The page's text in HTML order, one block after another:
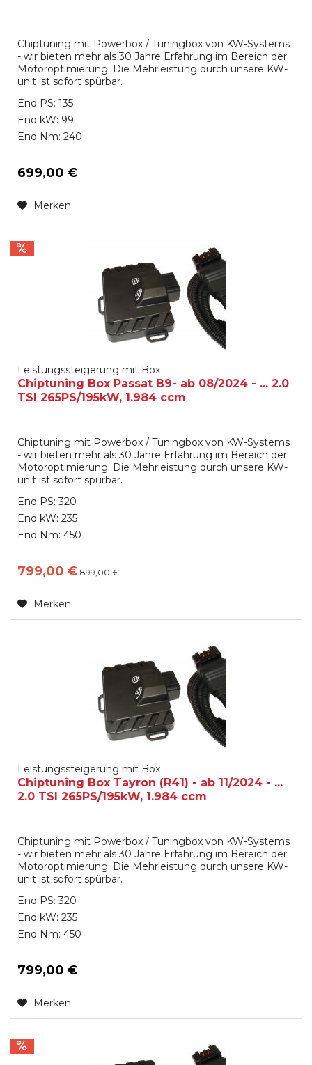
Chiptuning mit Powerbox / Tuningbox von KW-Systems
- wir bieten mehr als 30 Jahre Erfahrung im Bereich der
Motoroptimierung. Die Mehrleistung durch unsere KW-
unit ist sofort spürbar.
End PS: 135
End kW: 99
End Nm: 240
699,00 €
Merken
Leistungssteigerung mit Box
Chiptuning Box Passat B9- ab 08/2024 - ... 2.0
TSI 265PS/195kW, 1.984 ccm
Chiptuning mit Powerbox / Tuningbox von KW-Systems
- wir bieten mehr als 30 Jahre Erfahrung im Bereich der
Motoroptimierung. Die Mehrleistung durch unsere KW-
unit ist sofort spürbar.
End PS: 320
End kW: 235
End Nm: 450
799,00 € 899,00 €
Merken
Leistungssteigerung mit Box
Chiptuning Box Tayron (R41) - ab 11/2024 - ...
2.0 TSI 265PS/195kW, 1.984 ccm
Chiptuning mit Powerbox / Tuningbox von KW-Systems
- wir bieten mehr als 30 Jahre Erfahrung im Bereich der
Motoroptimierung. Die Mehrleistung durch unsere KW-
unit ist sofort spürbar.
End PS: 320
End kW: 235
End Nm: 450
799,00 €
Merken